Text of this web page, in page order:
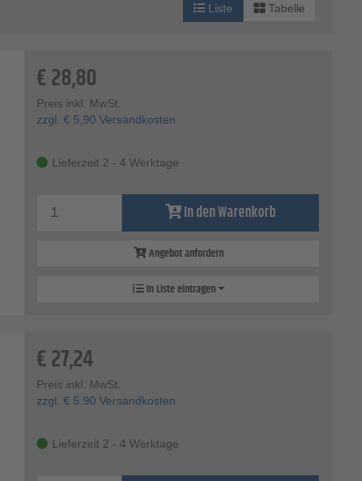
Liste Tabelle
€28,80
Preis inkl. MwSt.
zzgl. € 5,90 Versandkosten
Lieferzeit 2 - 4 Werktage
In den Warenkorb
Angebot anfordern
In Liste eintragen
€27,24
Preis inkl. MwSt.
zzgl. € 5,90 Versandkosten
Lieferzeit 2 - 4 Werktage